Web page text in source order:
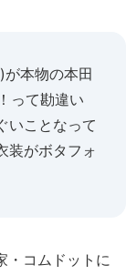
が本物の本田
って勘違い
いことなって
装がボタフォ
・コムドットに